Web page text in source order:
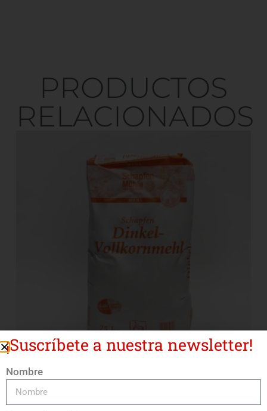
PRODUCTOS
RELACIONADOS
¡Suscríbete a nuestra newsletter!
Nombre